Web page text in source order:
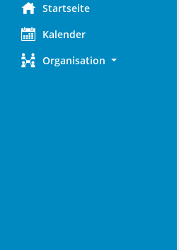
Startseite
Kalender
Organisation